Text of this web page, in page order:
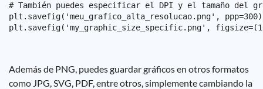
# También puedes especificar el DPI y el tamaño del
plt.savefig('meu_grafico_alta_resolucao.png', ppp=300)
Además de PNG, puedes guardar gráficos en otros formatos
como JPG, SVG, PDF, entre otros, simplemente cambiando la